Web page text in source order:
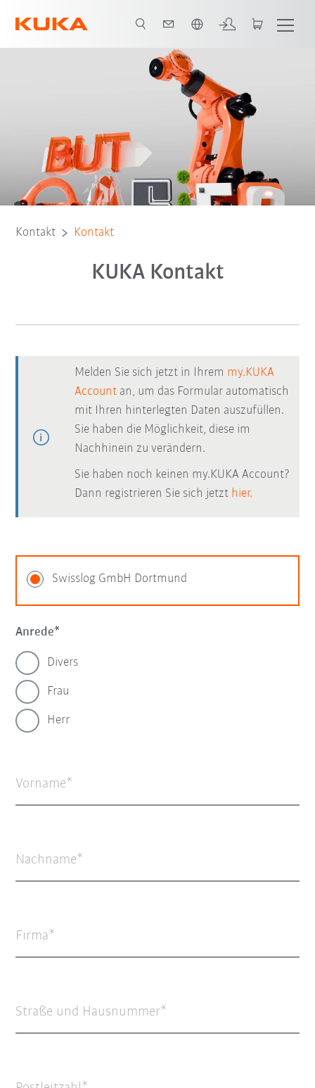
Kontakt Kontakt
KUKA Kontakt
Melden Sie sich jetzt in Ihrem my.KUKA
Account an, um das Formular automatisch
mit Ihren hinterlegten Daten auszufüllen.
Sie haben die Möglichkeit, diese im
Nachhinein zu verändern.
Sie haben noch keinen my.KUKA Account?
Dann registrieren Sie sich jetzt hier.
Swisslog GmbH Dortmund
Anrede
Divers
Frau
Herr
Vorname
Nachname
Firma
Straße und Hausnummer